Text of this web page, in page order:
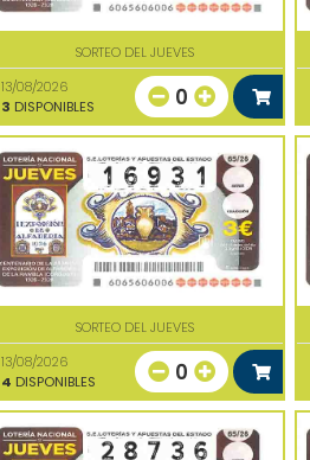
SORTEO DEL JUEVES
13/08/2026
3 DISPONIBLES 0
SORTEO DEL JUEVES
13/08/2026
4 DISPONIBLES 0